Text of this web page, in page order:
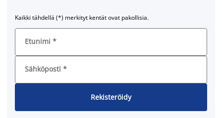
Kaikki tähdellä (*) merkityt kentät ovat pakollisia.
Etunimi *
Sähköposti *
Rekisteröidy